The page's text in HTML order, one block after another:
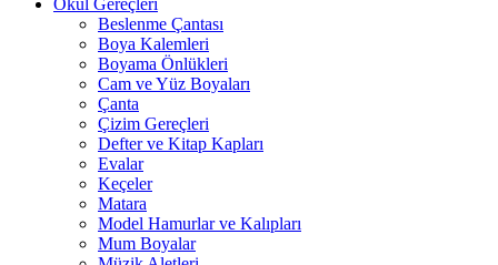
Okul Gereçleri
Beslenme Çantası
Boya Kalemleri
Boyama Önlükleri
Cam ve Yüz Boyaları
Çanta
Çizim Gereçleri
Defter ve Kitap Kapları
Evalar
Keçeler
Matara
Model Hamurlar ve Kalıpları
Mum Boyalar